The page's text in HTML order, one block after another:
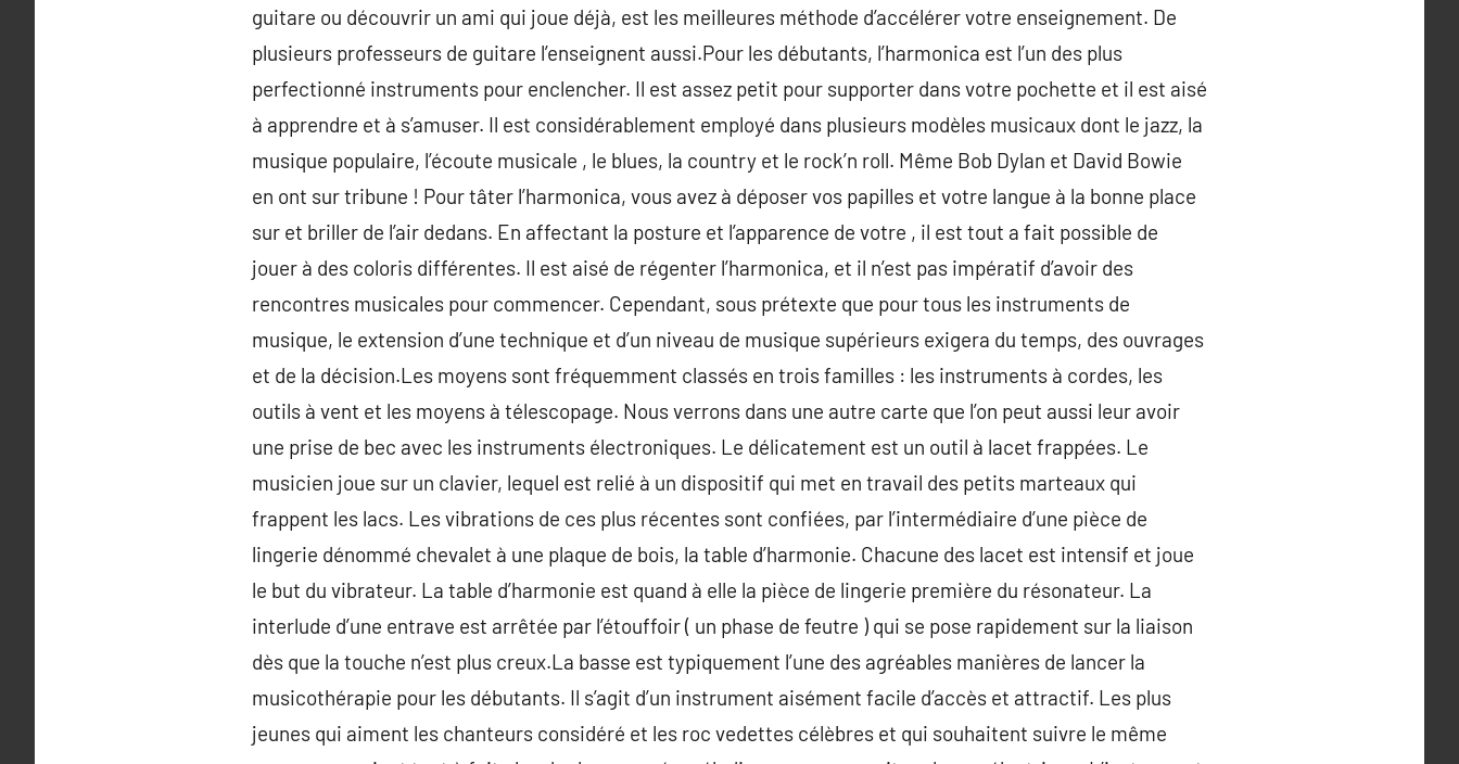
guitare ou découvrir un ami qui joue déjà, est les meilleures méthode d’accélérer votre enseignement. De
plusieurs professeurs de guitare l’enseignent aussi.Pour les débutants, l’harmonica est l’un des plus
perfectionné instruments pour enclencher. Il est assez petit pour supporter dans votre pochette et il est aisé
à apprendre et à s’amuser. Il est considérablement employé dans plusieurs modèles musicaux dont le jazz, la
musique populaire, l’écoute musicale , le blues, la country et le rock’n roll. Même Bob Dylan et David Bowie
en ont sur tribune ! Pour tâter l’harmonica, vous avez à déposer vos papilles et votre langue à la bonne place
sur et briller de l’air dedans. En affectant la posture et l’apparence de votre , il est tout a fait possible de
jouer à des coloris différentes. Il est aisé de régenter l’harmonica, et il n’est pas impératif d’avoir des
rencontres musicales pour commencer. Cependant, sous prétexte que pour tous les instruments de
musique, le extension d’une technique et d’un niveau de musique supérieurs exigera du temps, des ouvrages
et de la décision.Les moyens sont fréquemment classés en trois familles : les instruments à cordes, les
outils à vent et les moyens à télescopage. Nous verrons dans une autre carte que l’on peut aussi leur avoir
une prise de bec avec les instruments électroniques. Le délicatement est un outil à lacet frappées. Le
musicien joue sur un clavier, lequel est relié à un dispositif qui met en travail des petits marteaux qui
frappent les lacs. Les vibrations de ces plus récentes sont confiées, par l’intermédiaire d’une pièce de
lingerie dénommé chevalet à une plaque de bois, la table d’harmonie. Chacune des lacet est intensif et joue
le but du vibrateur. La table d’harmonie est quand à elle la pièce de lingerie première du résonateur. La
interlude d’une entrave est arrêtée par l’étouffoir ( un phase de feutre ) qui se pose rapidement sur la liaison
dès que la touche n’est plus creux.La basse est typiquement l’une des agréables manières de lancer la
musicothérapie pour les débutants. Il s’agit d’un instrument aisément facile d’accès et attractif. Les plus
jeunes qui aiment les chanteurs considéré et les roc vedettes célèbres et qui souhaitent suivre le même